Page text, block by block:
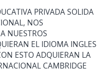
PRIVADA SOLIDA
NOS
NUESTROS
EL IDIOMA INGLES
ESTO ADQUIERAN LA
CAMBRIDGE